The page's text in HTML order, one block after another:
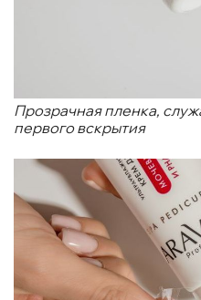
Прозрачная пленка,
первого вскрытия